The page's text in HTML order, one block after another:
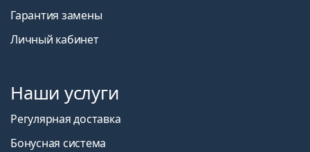
Гарантия замены
Личный кабинет
Наши услуги
Регулярная доставка
Бонусная система